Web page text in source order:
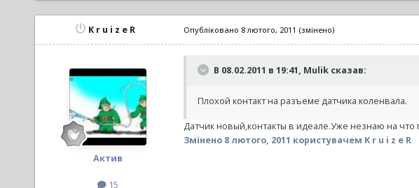
K r u i z e R
Актив
15
Опубліковано 8 лютого, 2011 (змінено)
В 08.02.2011 в 19:41, Mulik сказав:
Плохой контакт на разъеме датчика коленвала.
Датчик новый,контакты в идеале.Уже незнаю на что
Змінено 8 лютого, 2011 користувачем K r u i z e R